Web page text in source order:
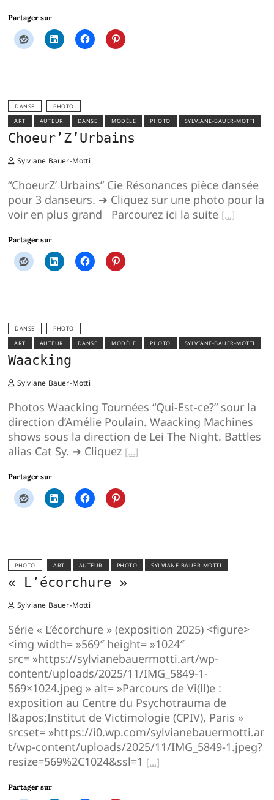
Partager sur
DANSE
PHOTO
ART
AUTEUR DANSE MODÈLE PHOTO SYLVIANE-BAUER-MOTTI
Choeur’Z’Urbains
Sylviane Bauer-Motti
“ChoeurZ’ Urbains” Cie Résonances pièce dansée
pour 3 danseurs. ➜ Cliquez sur une photo pour la
voir en plus grand Parcourez ici la suite
Partager sur
DANSE
PHOTO
ART
AUTEUR DANSE MODÈLE PHOTO SYLVIANE-BAUER-MOTTI
Waacking
Sylviane Bauer-Motti
Photos Waacking Tournées “Qui-Est-ce?” sour la
direction d’Amélie Poulain. Waacking Machines
shows sous la direction de Lei The Night. Battles
alias Cat Sy. ➜ Cliquez
Partager sur
PHOTO ART AUTEUR PHOTO SYLVIANE-BAUER-MOTTI
« L’écorchure »
Sylviane Bauer-Motti
Série « L’écorchure » (exposition 2025) <figure>
<img width= »569″ height= »1024″
src= »https://sylvianebauermotti.art/wp-
content/uploads/2025/11/IMG_5849-1-
569×1024.jpeg » alt= »Parcours de Vi(ll)e :
exposition au Centre du Psychotrauma de
l&apos;Institut de Victimologie (CPIV), Paris »
srcset= »https://i0.wp.com/sylvianebauermotti.ar
t/wp-content/uploads/2025/11/IMG_5849-1.jpeg?
resize=569%2C1024&ssl=1
Partager sur